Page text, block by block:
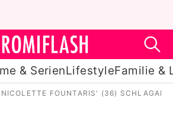
& SerienLifestyleFamilie &
FOUNTARIS' (36)